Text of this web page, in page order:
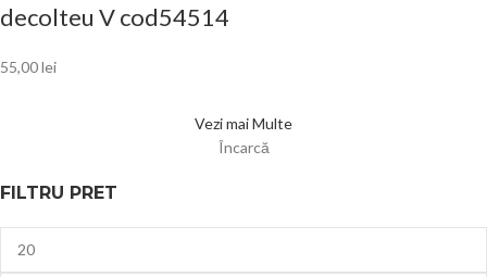
FILTRU PRET
decolteu V cod54514
55,00lei
Vezi mai Multe
Încarcă